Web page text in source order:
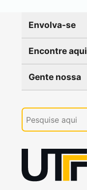
Envolva-se
Encontre aqui
Gente nossa